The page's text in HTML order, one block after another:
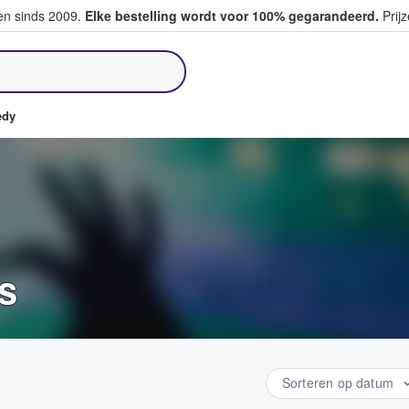
sinds 2009. Elke bestelling wordt voor 100% gegarandeerd.
Sorteren op datum